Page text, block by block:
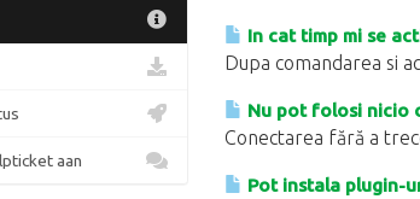
In cat timp mi se
Dupa comandarea si
Nu pot folosi nicio
Conectarea fără a
Pot instala plugin-
aan